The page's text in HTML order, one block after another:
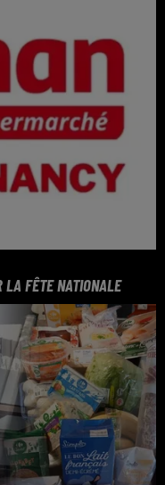
LA FÊTE NATIONALE
de 50€ pour